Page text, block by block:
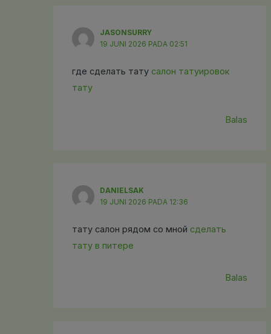
JASONSURRY
19 JUNI 2026 PADA 02:51
где сделать тату салон татуировок
тату
Balas
DANIELSAK
19 JUNI 2026 PADA 12:36
тату салон рядом со мной сделать
тату в питере
Balas